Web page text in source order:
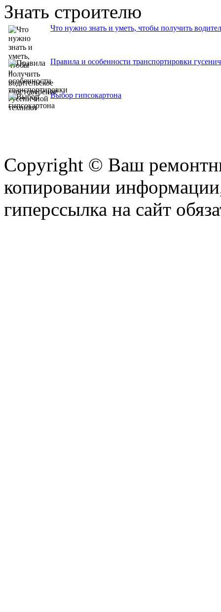
Знать строителю
Что нужно знать и уметь, чтобы получить
Правила и особенности транспортировки
Выбор гипсокартона
Copyright © Ваш
копировании
гиперссылка на сайт